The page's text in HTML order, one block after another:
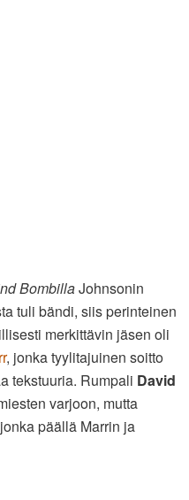
BombillaJohnsonin
tuli bändi, siis perinteinen
merkittävin jäsen oli
, jonka tyylitajuinen soitto
tekstuuria. Rumpali David
varjoon, mutta
päällä Marrin ja